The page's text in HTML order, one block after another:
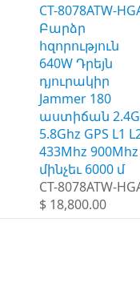
CT-8078ATW-
Բարձր
հզորություն
640W Դրեյն
դյուրակիր
Jammer 180
աստիճան
5.8Ghz GPS L1
433Mhz 900Mhz
մինչեւ 6000 մ
CT-8078ATW-
$ 18,800.00